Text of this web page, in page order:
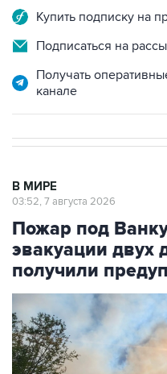
Купить подписку на
Подписаться на
Получать
канале
В МИРЕ
03:52, 7 августа 2026
Пожар под
эвакуации двух
получили